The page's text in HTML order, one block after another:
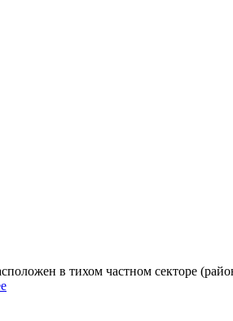
в тихом частном секторе